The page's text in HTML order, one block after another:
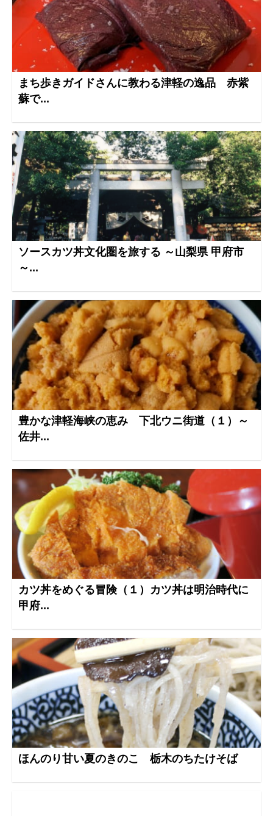
まち歩きガイドさんに教わる津軽の逸品 赤紫
蘇で...
ソースカツ丼文化圏を旅する ～山梨県 甲府市
～...
豊かな津軽海峡の恵み 下北ウニ街道（１）～
佐井...
カツ丼をめぐる冒険（１）カツ丼は明治時代に
甲府...
ほんのり甘い夏のきのこ 栃木のちたけそば